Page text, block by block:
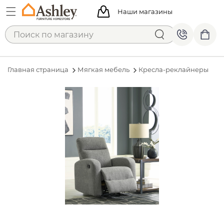
Наши магазины
Главная страница Мягкая мебель Кресла-реклайнеры